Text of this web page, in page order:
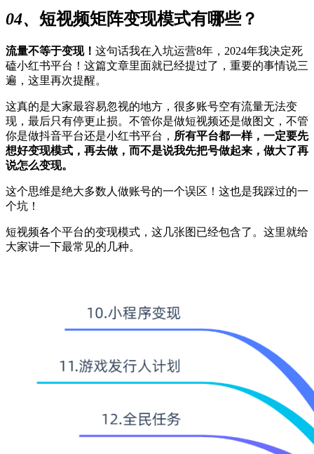
04、 短视频矩阵变现模式有哪些？
流量不等于变现！ 这句话我在入坑运营8年，2024年我决定死
磕小红书平台！这篇文章里面就已经提过了，重要的事情说三
遍，这里再次提醒。
这真的是大家最容易忽视的地方，很多账号空有流量无法变
现，最后只有停更止损。不管你是做短视频还是做图文，不管
你是做抖音平台还是小红书平台， 所有平台都一样，一定要先
想好变现模式，再去做，而不是说我先把号做起来，做大了再
说怎么变现。
这个思维是绝大多数人做账号的一个误区！这也是我踩过的一
个坑！
短视频各个平台的变现模式，这几张图已经包含了。这里就给
大家讲一下最常见的几种。